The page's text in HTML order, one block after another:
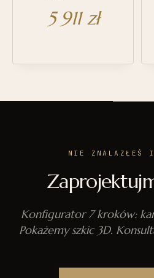
5 911zł
NIE ZNALAZŁEŚ
Konfigurator 7 kroków:
Pokażemy szkic 3D.